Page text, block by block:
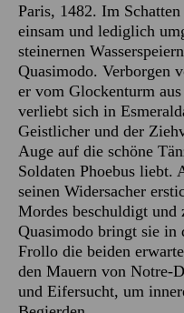
Paris, 1482. Im
einsam und lediglich
steinernen
Quasimodo. Verborgen
er vom Glockenturm
verliebt sich in
Geistlicher und der
Auge auf die schöne
Soldaten Phoebus liebt.
seinen Widersacher
Mordes beschuldigt und
Quasimodo bringt sie in
Frollo die beiden
den Mauern von Notre-
und Eifersucht, um